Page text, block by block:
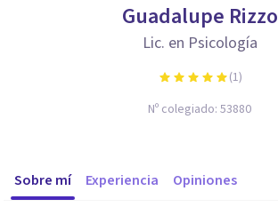
Guadalupe Rizzo
Lic. en Psicología
(1)
Nº colegiado: 53880
Sobre mí Experiencia Opiniones